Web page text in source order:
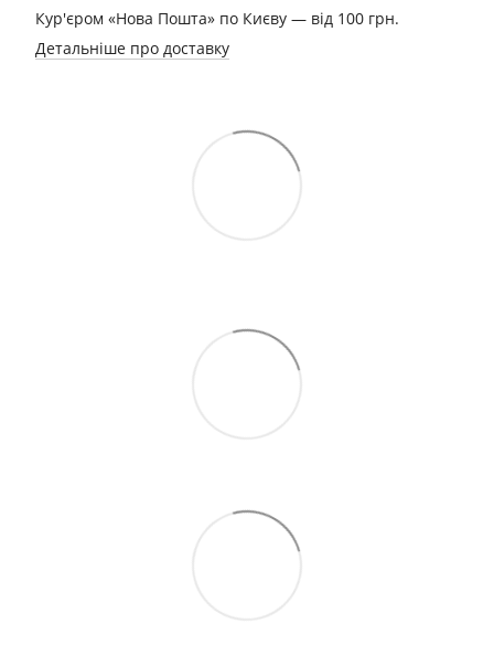
Кур'єром «Нова Пошта» по Києву — від 100 грн.
Детальніше про доставку